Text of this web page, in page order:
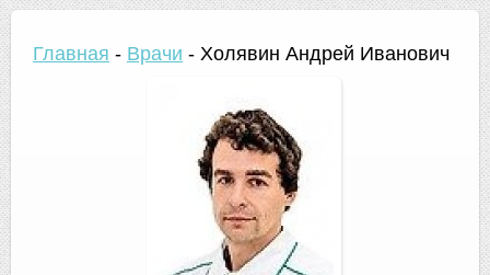
Акции
Главная - Врачи - Холявин Андрей Иванович